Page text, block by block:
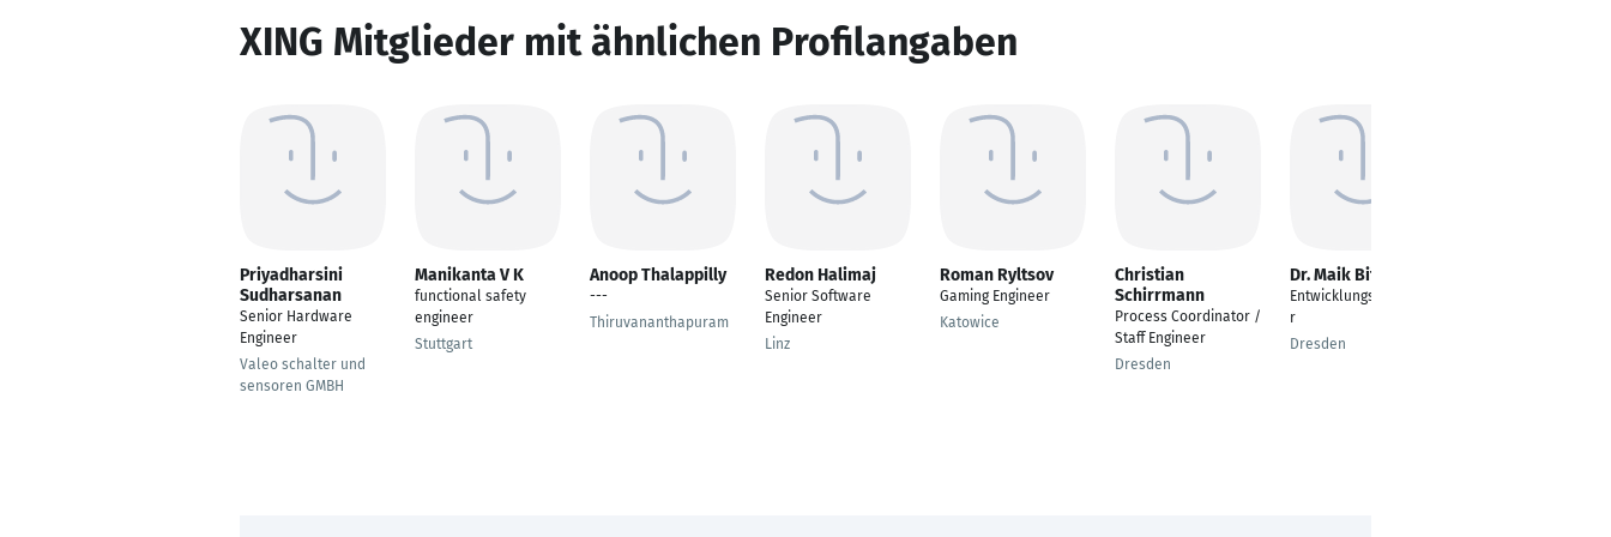
XING Mitglieder mit ähnlichen Profilangaben
Priyadharsini
Sudharsanan
Senior Hardware
Engineer
Valeo schalter und
sensoren GMBH
Manikanta V K
functional safety
engineer
Stuttgart
Anoop Thalappilly
---
Thiruvananthapuram
Redon Halimaj
Senior Software
Engineer
Linz
Roman Ryltsov
Gaming Engineer
Katowice
Christian
Schirrmann
Process Coordinator /
Staff Engineer
Dresden
Dr. Maik Bittner
Entwicklungsingenieu
r
Dresden